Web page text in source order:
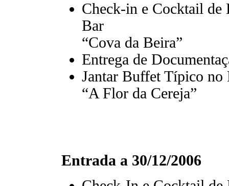
Check-in e Cocktail de
Bar
“Cova da Beira”
Entrega de
Jantar Buffet Típico no
“A Flor da Cereja”
Entrada a 30/12/2006